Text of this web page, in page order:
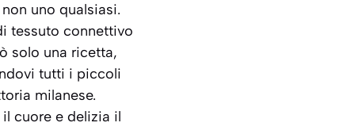
uno qualsiasi.
tessuto connettivo
solo una ricetta,
tutti i piccoli
milanese.
cuore e delizia il